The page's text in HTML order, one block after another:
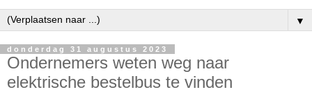
▼
donderdag 31 augustus 2023
Ondernemers weten weg naar
elektrische bestelbus te vinden